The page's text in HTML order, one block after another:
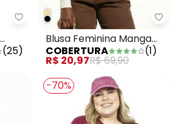
Cobertura - Vestido Regata
(25)
Blusa Feminina Manga
Longa Bege
COBERTURA (1)
R$ 20,97R$ 69,90
-70%